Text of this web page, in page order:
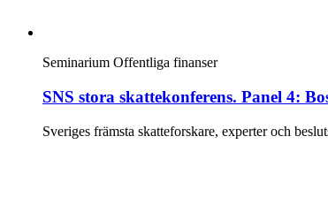
Seminarium Offentliga finanser
SNS stora skattekonferens. Panel 4:
Sveriges främsta skatteforskare, experter och